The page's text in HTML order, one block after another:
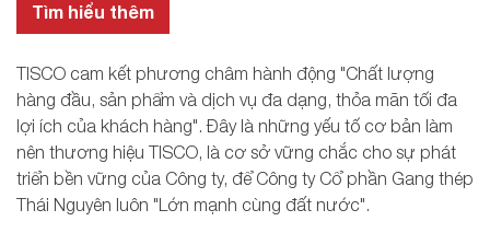
Tìm hiểu thêm
TISCO cam kết phương châm hành động "Chất lượng
hàng đầu, sản phẩm và dịch vụ đa dạng, thỏa mãn tối đa
lợi ích của khách hàng". Đây là những yếu tố cơ bản làm
nên thương hiệu TISCO, là cơ sở vững chắc cho sự phát
triển bền vững của Công ty, để Công ty Cổ phần Gang thép
Thái Nguyên luôn "Lớn mạnh cùng đất nước".